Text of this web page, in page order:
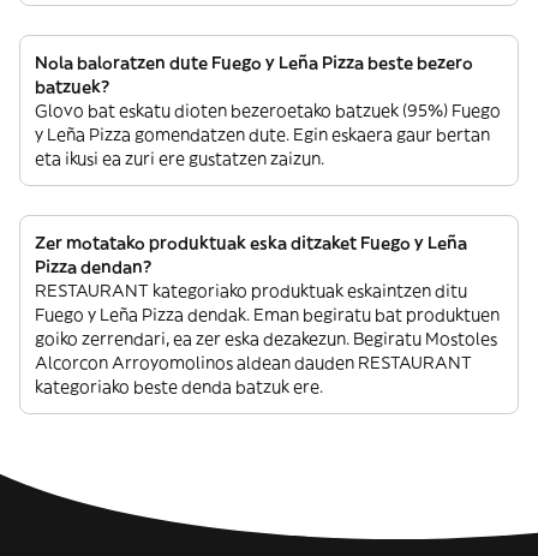
Nola baloratzen dute Fuego y Leña Pizza beste bezero
batzuek?
Glovo bat eskatu dioten bezeroetako batzuek (95%) Fuego
y Leña Pizza gomendatzen dute. Egin eskaera gaur bertan
eta ikusi ea zuri ere gustatzen zaizun.
Zer motatako produktuak eska ditzaket Fuego y Leña
Pizza dendan?
RESTAURANT kategoriako produktuak eskaintzen ditu
Fuego y Leña Pizza dendak. Eman begiratu bat produktuen
goiko zerrendari, ea zer eska dezakezun. Begiratu Mostoles
Alcorcon Arroyomolinos aldean dauden RESTAURANT
kategoriako beste denda batzuk ere.